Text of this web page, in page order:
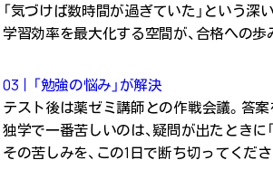
「気づけば数時間が過ぎていた 」という深
学習効率を最大化する空間が、合格への歩
03｜「勉強の悩み」が解決
テスト後は薬ゼミ講師との作戦会議。答
独学で一番苦しいのは、疑問が出たときに
その苦しみを、この1日で断ち切ってくださ